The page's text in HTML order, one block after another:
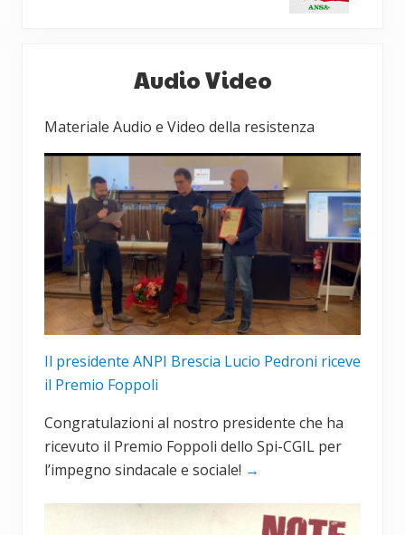
primaria
Audio Video
Materiale Audio e Video della resistenza
Il presidente ANPI Brescia Lucio Pedroni riceve
il Premio Foppoli
Congratulazioni al nostro presidente che ha
ricevuto il Premio Foppoli dello Spi-CGIL per
l’impegno sindacale e sociale! →